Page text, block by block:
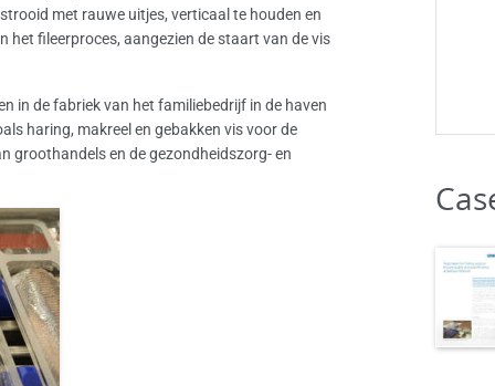
met rauwe uitjes, verticaal te houden en
het fileerproces, aangezien de staart van de vis
in de fabriek van het familiebedrijf in de haven
haring, makreel en gebakken vis voor de
groothandels en de gezondheidszorg- en